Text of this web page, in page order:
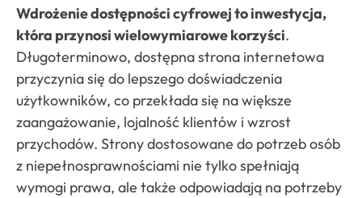
Wdrożenie dostępności cyfrowej to inwestycja,
która przynosi wielowymiarowe korzyści.
Długoterminowo, dostępna strona internetowa
przyczynia się do lepszego doświadczenia
użytkowników, co przekłada się na większe
zaangażowanie, lojalność klientów i wzrost
przychodów. Strony dostosowane do potrzeb osób
z niepełnosprawnościami nie tylko spełniają
wymogi prawa, ale także odpowiadają na potrzeby